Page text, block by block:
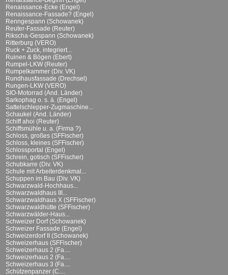
Renaissance-Ecke (Engel)
Renaissance-Fassade? (Engel)
Renngespann (Schowanek)
Reuter-Fassade (Reuter)
Rikscha-Gespann (Schowanek)
Ritterburg (VERO)
Ruck + Zuck, integriert...
Ruinen & Bögen (Ebert)
Rumpel-LKW (Reuter)
Rumpelkammer (Div. VK)
Rundhausfassade (Drechsel)
Rungen-LKW (VERO)
SIO-Motorrad (And. Länder)
Sarkophag o. s. ä. (Engel)
Sattelschlepper-Zugmaschine...
Schaukel (And. Länder)
Schiff ahoi (Reuter)
Schiffsmühle u. a. (Firma ?)
Schloss, großes (SFFischer)
Schloss, kleines (SFFischer)
Schlossportal (Engel)
Schrein, gotisch (SFFischer)
Schubkarre (Div. VK)
Schule mit Arbeiterdenkmal...
Schuppen im Bau (Div. VK)
Schwarzwald-Hochhaus...
Schwarzwaldhaus III...
Schwarzwaldhaus X (SFFischer)
Schwarzwaldhütte (SFFischer)
Schwarzwälder-Haus...
Schweizer Dorf (Schowanek)
Schweizer Fassade (Engel)
Schweizerdorf II (Schowanek)
Schweizerhaus (SFFischer)
Schweizerhaus 2 (Fa....
Schweizerhaus 2 (Fa....
Schweizerhaus 3 (Fa....
Schützenpanzer (C....